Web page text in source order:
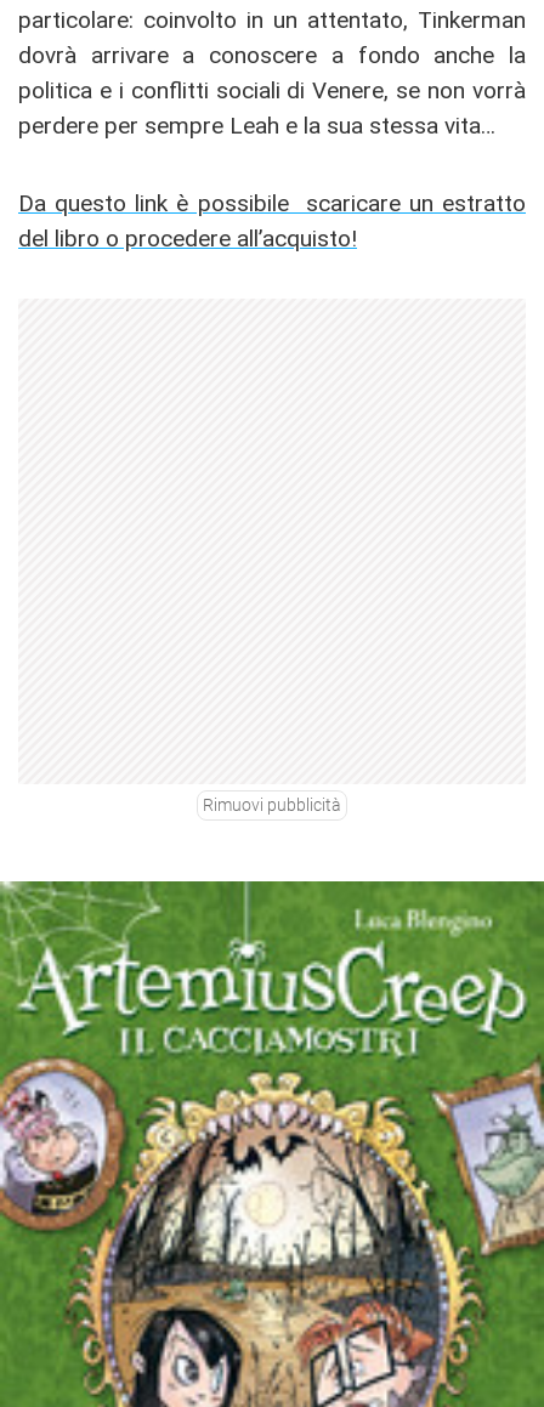
particolare: coinvolto in un attentato, Tinkerman
dovrà arrivare a conoscere a fondo anche la
politica e i conflitti sociali di Venere, se non vorrà
perdere per sempre Leah e la sua stessa vita…
Da questo link è possibile scaricare un estratto
del libro o procedere all’acquisto!
Rimuovi pubblicità